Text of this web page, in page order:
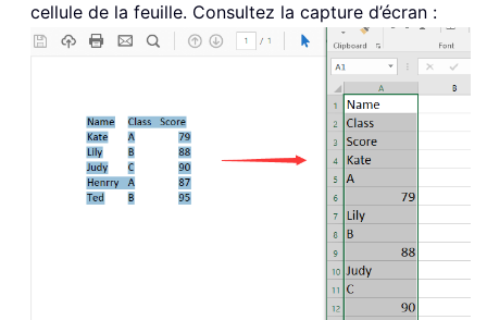
cellule de la feuille. Consultez la capture d’écran :